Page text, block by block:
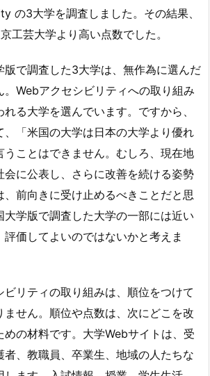
の3大学を調査しました。その結果、
工芸大学より高い点数でした。
版で調査した3大学は、無作為に選んだ
。Webアクセシビリティへの取り組み
る大学を選んでいます。ですから、
、「米国の大学は日本の大学より優れ
うことはできません。むしろ、現在地
会に公表し、さらに改善を続ける姿勢
、前向きに受け止めるべきことだと思
大学版で調査した大学の一部には近い
価してよいのではないかと考えま
ビリティの取り組みは、順位をつけて
ません。順位や点数は、次にどこを改
めの材料です。大学Webサイトは、受
者、教職員、卒業生、地域の人たちな